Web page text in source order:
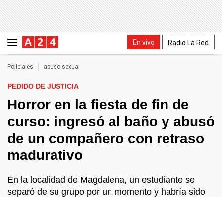
En vivo Radio La Red
Policiales abuso sexual
PEDIDO DE JUSTICIA
Horror en la fiesta de fin de
curso: ingresó al baño y abusó
de un compañero con retraso
madurativo
En la localidad de Magdalena, un estudiante se
separó de su grupo por un momento y habría sido